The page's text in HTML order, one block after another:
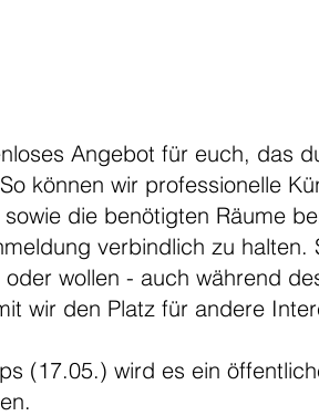
Angebot für euch, das
können wir professionelle
die benötigten Räume
verbindlich zu
wollen - auch während
wir den Platz für andere
(17.05.) wird es ein